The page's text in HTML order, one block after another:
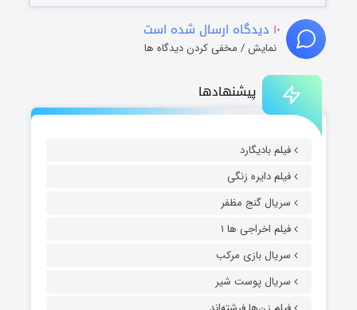
پیشنهادها
فیلم بادیگارد
فیلم دایره زنگی
سریال گنج مظفر
فیلم اخراجی ها ۱
سریال بازی مرکب
سریال پوست شیر
۱۰ دیدگاه ارسال شده است
نمایش / مخفی کردن دیدگاه ها